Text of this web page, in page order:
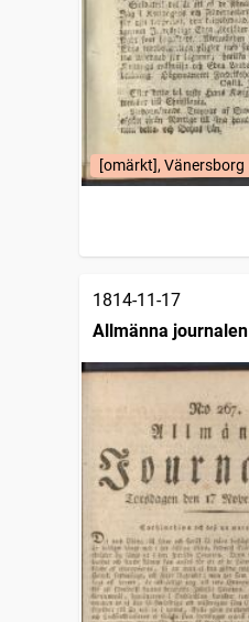
[omärkt], Vänersborg
1814-11-17
Allmänna journalen